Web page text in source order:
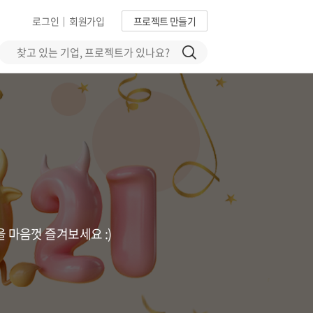
프로젝트 만들기
회원가입
|
로그인
마음껏 즐겨보세요 :)